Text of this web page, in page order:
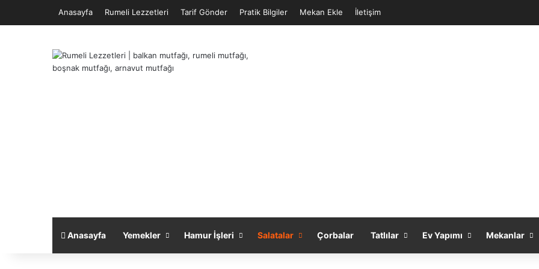
Anasayfa Rumeli Lezzetleri Tarif Gönder Pratik Bilgiler Mekan Ekle İletişim
Anasayfa Yemekler Hamur İşleri Salatalar Çorbalar Tatlılar Ev Yapımı Mekanlar